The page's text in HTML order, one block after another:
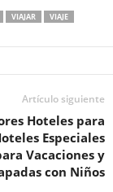
VIAJAR
VIAJE
Artículo siguiente
Hoteles para
Especiales
Vacaciones y
con Niños